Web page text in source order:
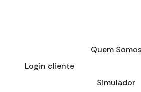
Quem
Login cliente
Simulador